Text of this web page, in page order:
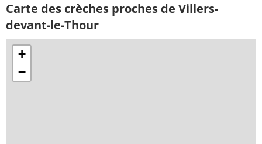
Carte des crèches proches de Villers-
devant-le-Thour
+
−